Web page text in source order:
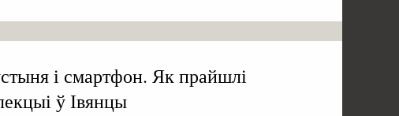
і смартфон. Як прайшлі
ў Івянцы